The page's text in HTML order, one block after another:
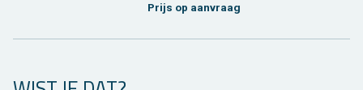
Prijs op aan­vraag